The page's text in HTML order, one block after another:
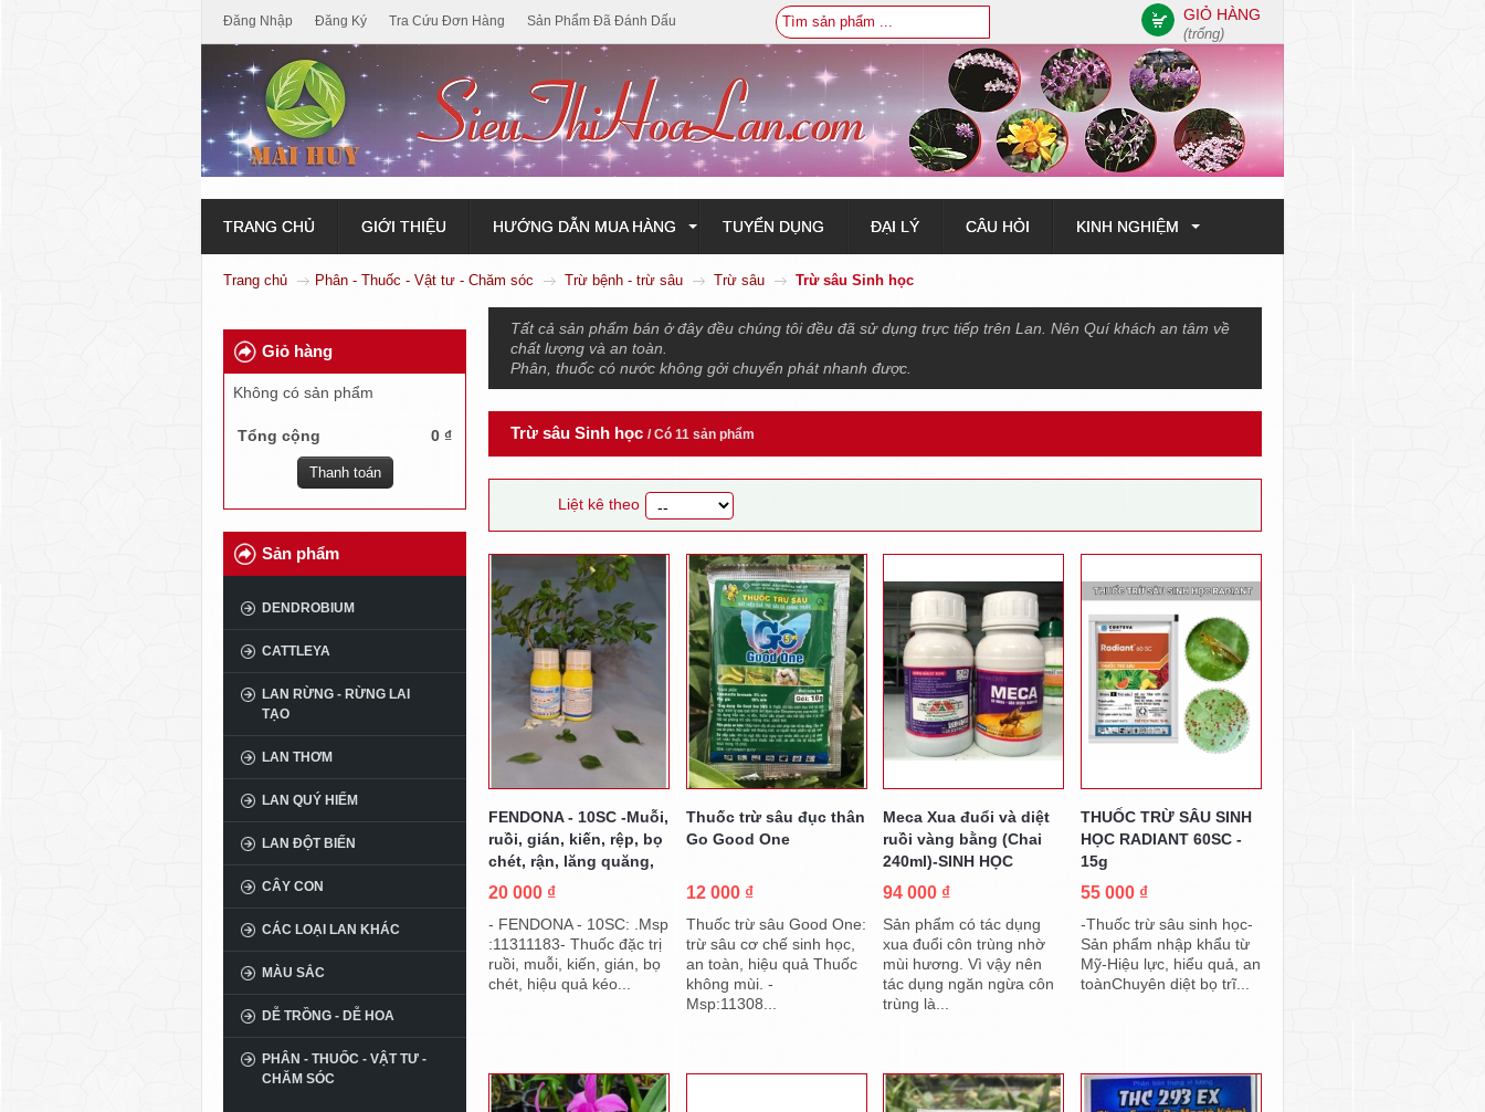
Đăng Nhập Đăng Ký Tra Cứu Đơn Hàng Sản Phẩm Đã Đánh Dấu GIỎ HÀNG
(trống)
TRANG CHỦ GIỚI THIỆU HƯỚNG DẪN MUA HÀNG TUYỂN DỤNG ĐẠI LÝ CÂU HỎI KINH NGHIỆM
Trang chủ Phân - Thuốc - Vật tư - Chăm sóc Trừ bệnh - trừ sâu Trừ sâu Trừ sâu Sinh học
Giỏ hàng
Không có sản phẩm
0 ₫
Tổng cộng
Thanh toán
Sản phẩm
DENDROBIUM
CATTLEYA
LAN RỪNG - RỪNG LAI
TẠO
LAN THƠM
LAN QUÝ HIẾM
LAN ĐỘT BIẾN
CÂY CON
CÁC LOẠI LAN KHÁC
MÀU SẮC
DỄ TRỒNG - DỄ HOA
PHÂN - THUỐC - VẬT TƯ -
CHĂM SÓC
Tất cả sản phẩm bán ở đây đều chúng tôi đều đã sử dụng trực tiếp trên Lan. Nên Quí khách an tâm về
chất lượng và an toàn.
Phân, thuốc có nước không gởi chuyển phát nhanh được.
Trừ sâu Sinh học / Có 11 sản phẩm
Liệt kê theo
FENDONA - 10SC -Muỗi,
ruồi, gián, kiến, rệp, bọ
chét, rận, lăng quăng,
sâu, kiến, mối, mọt…
20 000 ₫
- FENDONA - 10SC: .Msp
:11311183- Thuốc đặc trị
ruồi, muỗi, kiến, gián, bọ
chét, hiệu quả kéo...
Thuốc trừ sâu đục thân
Go Good One
12 000 ₫
Thuốc trừ sâu Good One:
trừ sâu cơ chế sinh học,
an toàn, hiệu quả Thuốc
không mùi. -
Msp:11308...
Meca Xua đuổi và diệt
ruồi vàng bằng (Chai
240ml)-SINH HỌC
94 000 ₫
Sản phẩm có tác dụng
xua đuổi côn trùng nhờ
mùi hương. Vì vậy nên
tác dụng ngăn ngừa côn
trùng là...
THUỐC TRỪ SÂU SINH
HỌC RADIANT 60SC -
15g
55 000 ₫
-Thuốc trừ sâu sinh học-
Sản phẩm nhập khẩu từ
Mỹ-Hiệu lực, hiểu quả, an
toànChuyên diệt bọ trĩ...